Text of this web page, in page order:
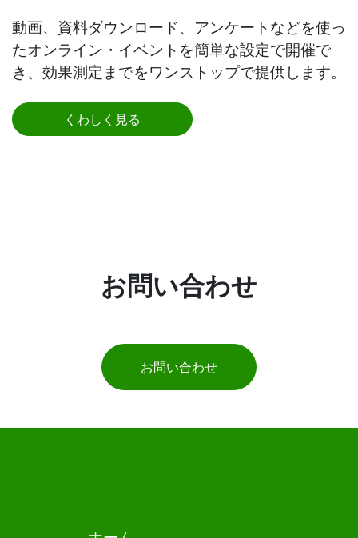
動画、資料ダウンロード、アンケートなどを使っ
たオンライン・イベントを簡単な設定で開催で
くわしく見る
お問い合わせ
お問い合わせ